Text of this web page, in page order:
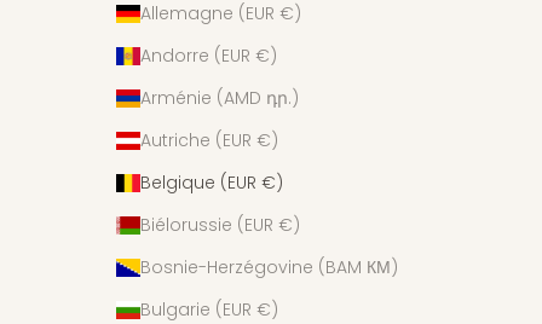
Allemagne (EUR €)
Andorre (EUR €)
Arménie (AMD դր.)
Autriche (EUR €)
Belgique (EUR €)
Biélorussie (EUR €)
Bosnie-Herzégovine (BAM КМ)
Bulgarie (EUR €)